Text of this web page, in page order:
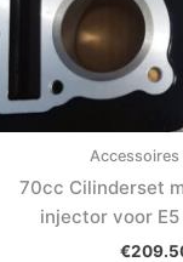
70cc Cilinderset
injector voor
€